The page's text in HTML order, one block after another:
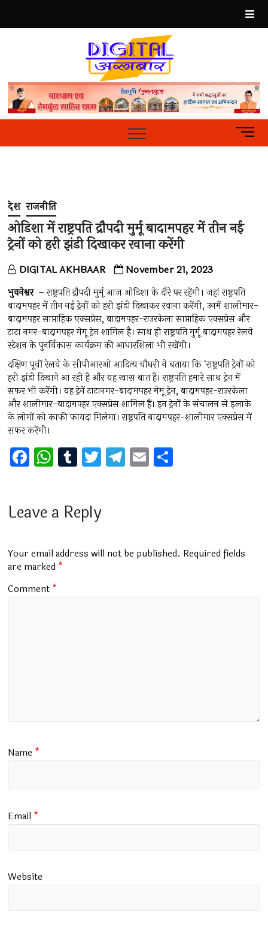
content
Hindi
News
PortalM
e
t
o
देश राजनीति
ओडिशा में राष्ट्रपति द्रौपदी मुर्मू बादामपहर में तीन नई
ट्रेनों को हरी झंडी दिखाकर रवाना करेंगी
DIGITAL AKHBAAR November 21, 2023
भुवनेश्वर – राष्ट्रपति द्रौपदी मुर्मू आज ओडिशा के दौरे पर रहेंगी। जहां राष्ट्रपति
बादामपहर में तीन नई ट्रेनों को हरी झंडी दिखाकर रवाना करेंगी, उनमें शालीमार-
बादामपहर साप्ताहिक एक्सप्रेस, बादामपहर-राउरकेला साप्ताहिक एक्सप्रेस और
टाटा नगर-बादामपहर मेमू ट्रेन शामिल है। साथ ही राष्ट्रपति मुर्मू बादामपहर रेलवे
स्टेशन के पुनर्विकास कार्यक्रम की आधारशिला भी रखेंगी।
दक्षिण पूर्वी रेलवे के सीपीआरओ आदित्य चौधरी ने बताया कि ‘राष्ट्रपति ट्रेनों को
हरी झंडी दिखाने आ रही है और यह खास बात है। राष्ट्रपति हमारे साथ ट्रेन में
सफर भी करेंगी। यह ट्रेनें टाटानगर-बादामपहर मेमू ट्रेन, बादामपहर-राउरकेला
और शालीमार-बादामपहर एक्सप्रेस शामिल हैं। इन ट्रेनों के संचालन से इलाके
के लोगों को काफी फायदा मिलेगा। राष्ट्रपति बादामपहर-शालीमार एक्सप्रेस में
सफर करेंगी।
F
a
b
o
k
W
h
s
p
p
T
u
bl
T
wi
er
T
el
m
E
m
Leave a Reply
Your email address will not be published. Required fields
are marked *
Comment *
Name *
Email *
Website